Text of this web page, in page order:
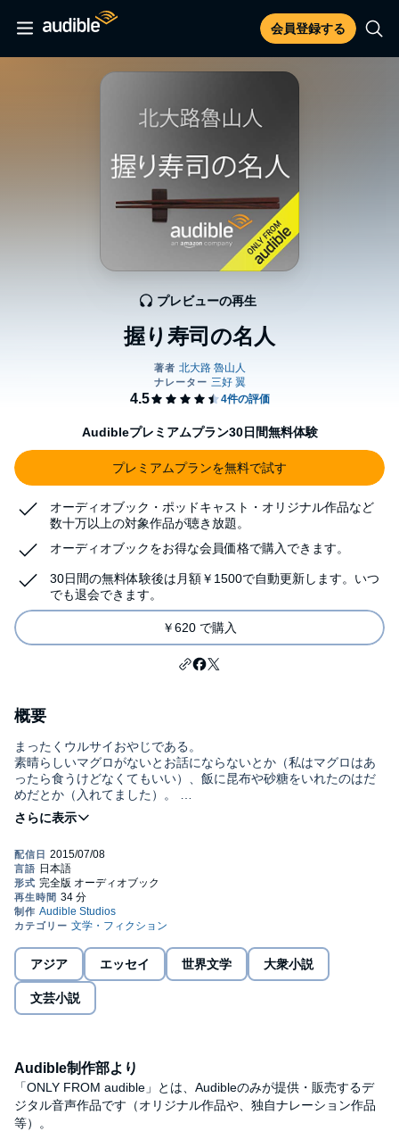
会員登録する
握り寿司の名人
プレビューの再生
Audibleプレミアムプラン30日間無料体験
プレミアムプランを無料で試す
オーディオブック・ポッドキャスト・オリジナル作品など
数十万以上の対象作品が聴き放題。
オーディオブックをお得な会員価格で購入できます。
30日間の無料体験後は月額￥1500で自動更新します。いつ
でも退会できます。
￥620 で購入
概要
まったくウルサイおやじである。
素晴らしいマグロがないとお話にならないとか（私はマグロはあ
ったら食うけどなくてもいい）、飯に昆布や砂糖をいれたのはだ
めだとか（入れてました）。
店の経営方法やら、大正の人格やら、客の格やら、下世話で遠慮
がない。
偉そうに！･･･と思いながら耳をそらせない。
寿司の人気の理由は「肴と飯が安直にいっしょに食べられるとこ
ろが時代の人気に投じたものだろう。」などと日本料理の横綱か
たなしだ。Public Domain (P) 2015 Audible, Inc.
アジア エッセイ 世界文学 大衆小説
文芸小説
Audible制作部より
「ONLY FROM audible」とは、Audibleのみが提供・販売するデ
ジタル音声作品です（オリジナル作品や、独自ナレーション作品
等）。